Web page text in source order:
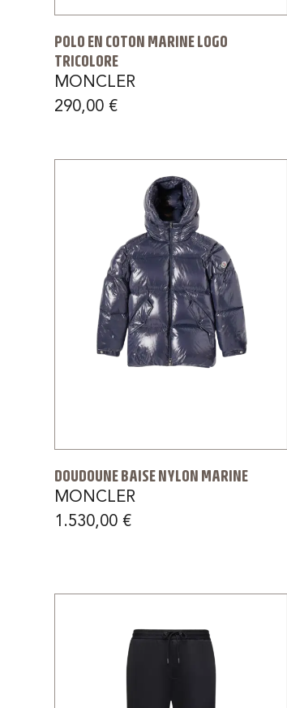
POLO EN COTON MARINE LOGO
TRICOLORE
MONCLER
290,00€
DOUDOUNE BAISE NYLON MARINE
MONCLER
1.530,00€